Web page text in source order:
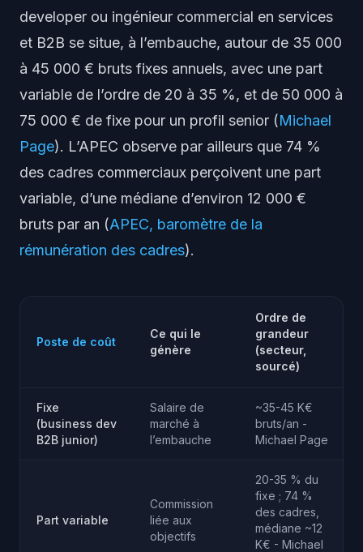
developer ou ingénieur commercial en services
et B2B se situe, à l’embauche, autour de 35 000
à 45 000 € bruts fixes annuels, avec une part
variable de l’ordre de 20 à 35 %, et de 50 000 à
75 000 € de fixe pour un profil senior (Michael
Page). L’APEC observe par ailleurs que 74 %
des cadres commerciaux perçoivent une part
variable, d’une médiane d’environ 12 000 €
bruts par an (APEC, baromètre de la
rémunération des cadres).
Poste de coût
Ce qui le
génère
Ordre de
grandeur
(secteur,
sourcé)
Fixe
(business dev
B2B junior)
Salaire de
marché à
l’embauche
~35-45 K€
bruts/an -
Michael Page
Part variable
Commission
liée aux
objectifs
20-35 % du
fixe ; 74 %
des cadres,
médiane ~12
K€ - Michael